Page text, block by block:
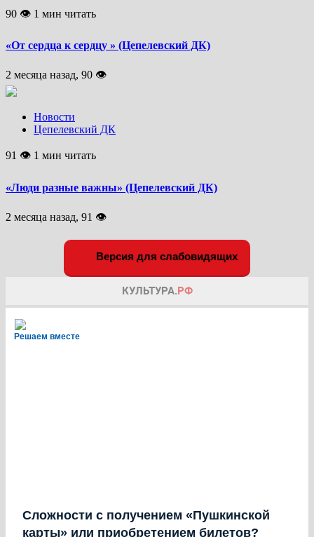
90 👁 1 мин читать
«От сердца к сердцу » (Цепелевский ДК)
2 месяца назад, 90 👁
Новости
Цепелевский ДК
91 👁 1 мин читать
«Люди разные важны» (Цепелевский ДК)
2 месяца назад, 91 👁
Версия для слабовидящих
Решаем вместе
Сложности с получением «Пушкинской
карты» или приобретением билетов?